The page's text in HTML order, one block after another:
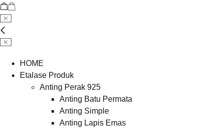
HOME
Etalase Produk
Anting Perak 925
Anting Batu Permata
Anting Simple
Anting Lapis Emas